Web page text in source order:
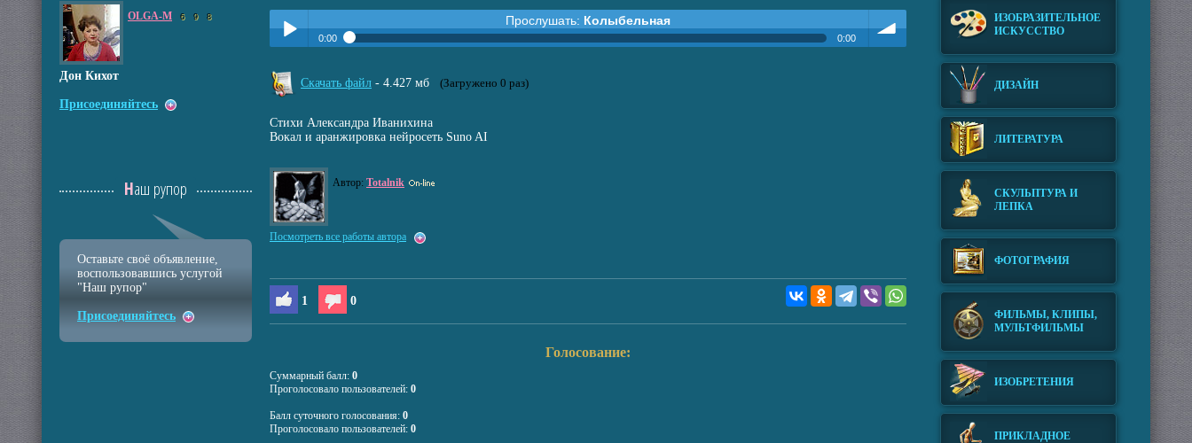
Play /
pause
Прослушать: Колыбельная
0:00 0:00
Скачать файл - 4.427 мб (Загружено 0 раз)
Стихи Александра Иванихина
Вокал и аранжировка нейросеть Suno AI
Автор: Totalnik
Посмотреть все работы автора
1 0
Голосование:
Суммарный балл: 0
Проголосовало пользователей: 0
Балл суточного голосования: 0
Проголосовало пользователей: 0
OLGA-M 6 9 8
Дон Кихот
Присоединяйтесь
Наш рупор
Оставьте своё объявление,
воспользовавшись услугой
"Наш рупор"
Присоединяйтесь
ИЗОБРАЗИТЕЛЬНОЕ
ИСКУССТВО
ДИЗАЙН
ЛИТЕРАТУРА
СКУЛЬПТУРА И
ЛЕПКА
ФОТОГРАФИЯ
ФИЛЬМЫ, КЛИПЫ,
МУЛЬТФИЛЬМЫ
ИЗОБРЕТЕНИЯ
ПРИКЛАДНОЕ